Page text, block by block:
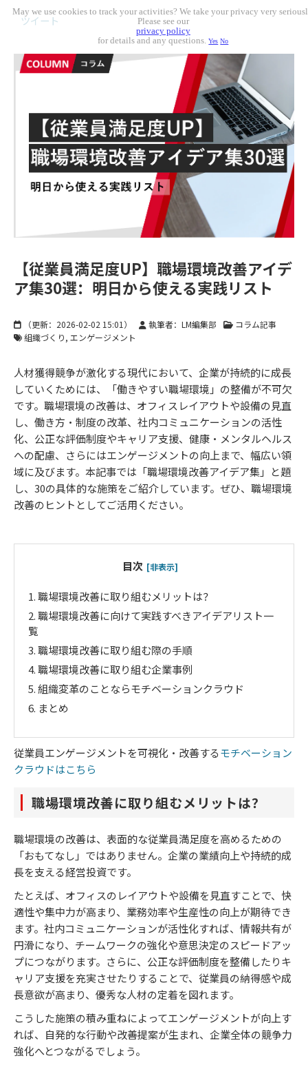
ツイート
【従業員満足度UP】職場環境改善アイデ
ア集30選：明日から使える実践リスト
（更新： 2026-02-02 15:01 ） 執筆者：LM編集部
コラム記事
組織づくり エンゲージメント
人材獲得競争が激化する現代において、企業が持続的に成長
していくためには、「働きやすい職場環境」の整備が不可欠
です。職場環境の改善は、オフィスレイアウトや設備の見直
し、働き方・制度の改革、社内コミュニケーションの活性
化、公正な評価制度やキャリア支援、健康・メンタルヘルス
への配慮、さらにはエンゲージメントの向上まで、幅広い領
域に及びます。本記事では「職場環境改善アイデア集」と題
し、30の具体的な施策をご紹介しています。ぜひ、職場環境
改善のヒントとしてご活用ください。
目次 [非表示]
1.職場環境改善に取り組むメリットは？
2.職場環境改善に向けて実践すべきアイデアリスト一
覧
3.職場環境改善に取り組む際の手順
4.職場環境改善に取り組む企業事例
5.組織変革のことならモチベーションクラウド
6. まとめ
従業員エンゲージメントを可視化・改善するモチベーション
クラウドはこちら
職場環境改善に取り組むメリットは？
職場環境の改善は、表面的な従業員満足度を高めるための
「おもてなし」ではありません。企業の業績向上や持続的成
長を支える経営投資です。
たとえば、オフィスのレイアウトや設備を見直すことで、快
適性や集中力が高まり、業務効率や生産性の向上が期待でき
ます。社内コミュニケーションが活性化すれば、情報共有が
円滑になり、チームワークの強化や意思決定のスピードアッ
プにつながります。さらに、公正な評価制度を整備したりキ
ャリア支援を充実させたりすることで、従業員の納得感や成
長意欲が高まり、優秀な人材の定着を図れます。
こうした施策の積み重ねによってエンゲージメントが向上す
れば、自発的な行動や改善提案が生まれ、企業全体の競争力
強化へとつながるでしょう。
May we use cookies to track your activities? We take your privacy very
Please see our
privacy policy
for details and any questions.Yes No